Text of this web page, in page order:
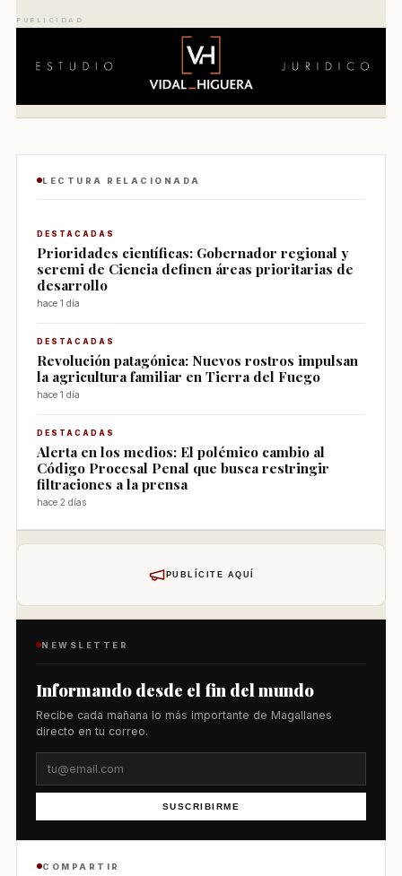
PUBLICIDAD
LECTURA RELACIONADA
DESTACADAS
Prioridades científicas: Gobernador regional y
seremi de Ciencia definen áreas prioritarias de
desarrollo
hace 1 día
DESTACADAS
Revolución patagónica: Nuevos rostros impulsan
la agricultura familiar en Tierra del Fuego
hace 1 día
DESTACADAS
Alerta en los medios: El polémico cambio al
Código Procesal Penal que busca restringir
filtraciones a la prensa
hace 2 días
PUBLÍCITE AQUÍ
NEWSLETTER
Informando desde el fin del mundo
Recibe cada mañana lo más importante de Magallanes
directo en tu correo.
SUSCRIBIRME
COMPARTIR